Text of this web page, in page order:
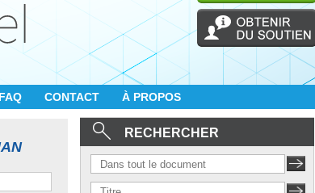
FAQ CONTACT À PROPOS
RECHERCHER